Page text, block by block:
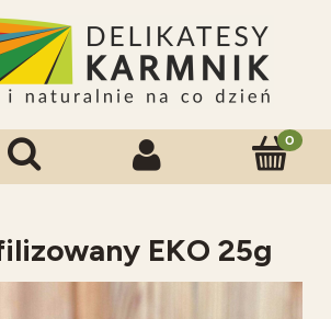
EKO 25g